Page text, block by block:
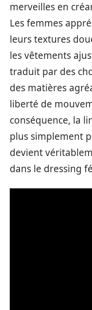
merveilles en
Les femmes
leurs textures
les vêtements
traduit par des
des matières
liberté de
conséquence, la
plus simplement
devient
dans le dressing